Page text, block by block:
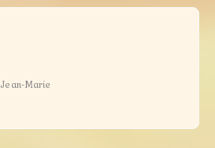
Jean-Marie